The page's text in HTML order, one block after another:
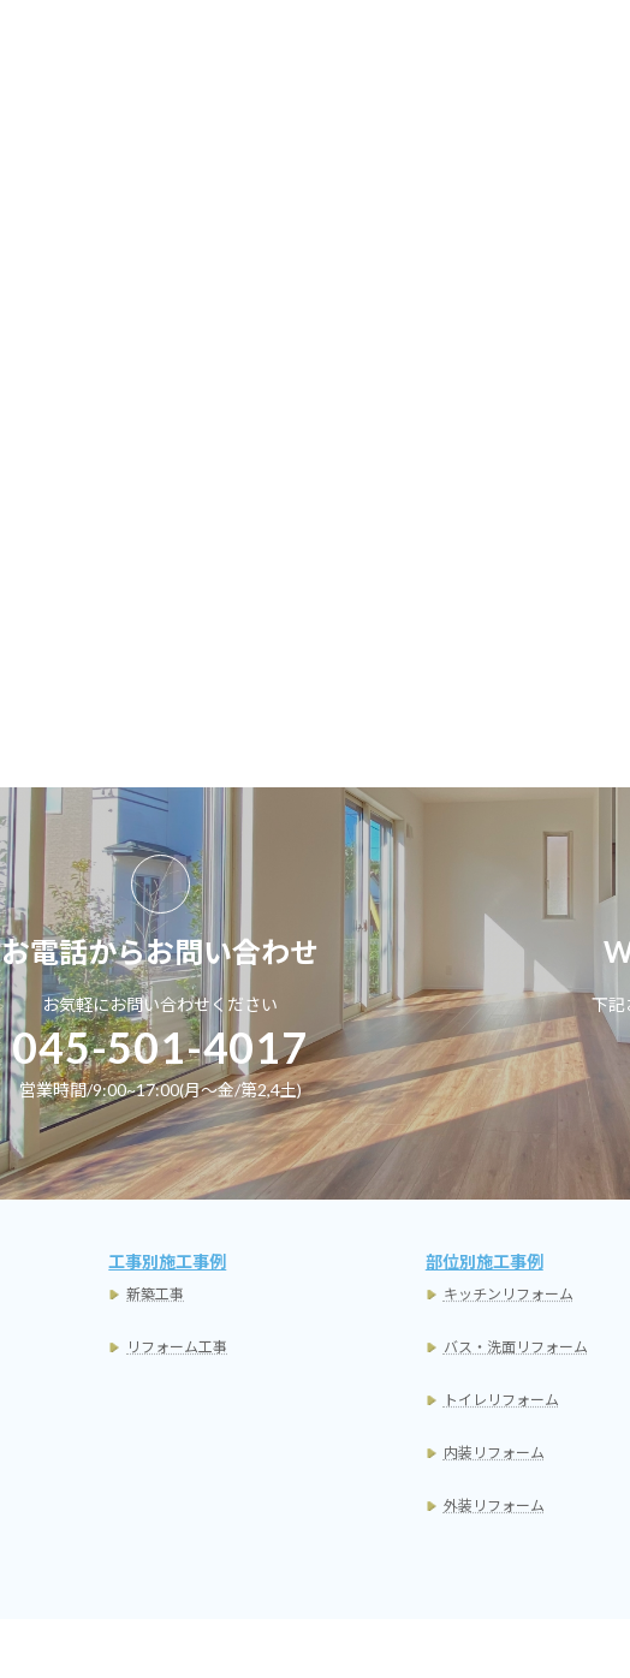
お電話からお問い合わせ
お気軽にお問い合わせください
045-501-4017
営業時間/9:00~17:00(月～金/第2,4土)
下記
工事別施工事例
新築工事
リフォーム工事
部位別施工事例
キッチンリフォーム
バス・洗面リフォーム
トイレリフォーム
内装リフォーム
外装リフォーム